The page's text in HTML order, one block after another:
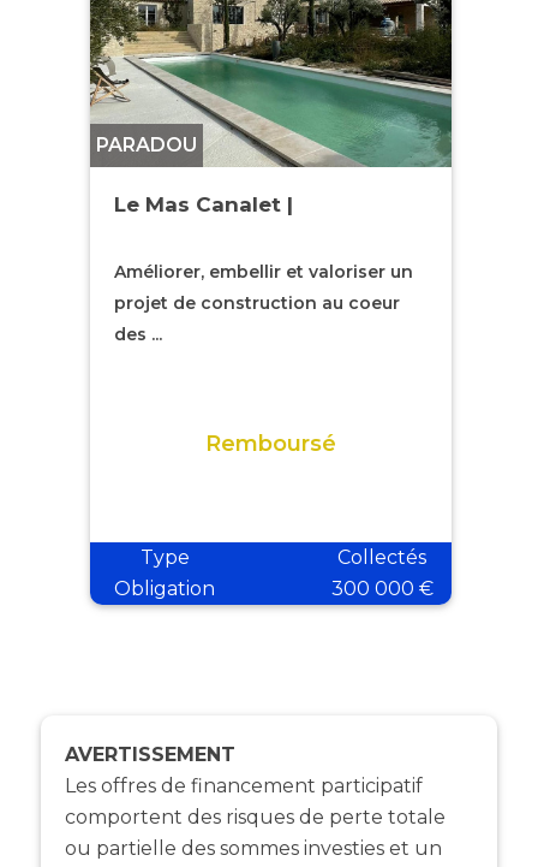
PARADOU
Le Mas Canalet |
Améliorer, embellir et valoriser un
projet de construction au coeur
des ...
Remboursé
Type
Obligation
Collectés
300 000 €
AVERTISSEMENT
Les offres de financement participatif
comportent des risques de perte totale
ou partielle des sommes investies et un